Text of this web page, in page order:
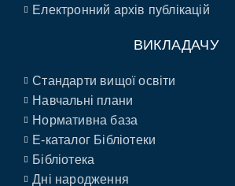
Електронний архів публікацій
ВИКЛАДАЧУ
Стандарти вищої освіти
Навчальні плани
Нормативна база
E-каталог Бібліотеки
Бібліотека
Дні народження